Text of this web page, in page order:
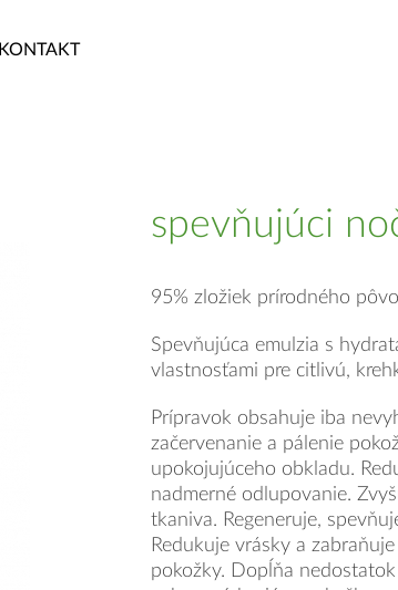
KONTAKT
spevňujúci
95% zložiek prírodného
Spevňujúca emulzia s
vlastnosťami pre citlivú,
Prípravok obsahuje iba
začervenanie a pálenie
upokojujúceho obkladu.
nadmerné odlupovanie.
tkaniva. Regeneruje,
Redukuje vrásky a
pokožky. Dopĺňa